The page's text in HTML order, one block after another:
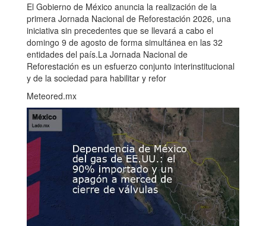
El Gobierno de México anuncia la realización de la
primera Jornada Nacional de Reforestación 2026, una
iniciativa sin precedentes que se llevará a cabo el
domingo 9 de agosto de forma simultánea en las 32
entidades del país.La Jornada Nacional de
Reforestación es un esfuerzo conjunto interinstitucional
y de la sociedad para habilitar y refor
Meteored.mx